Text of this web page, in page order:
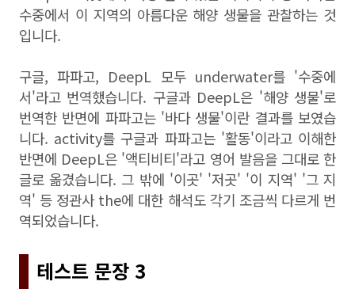
수중에서 이 지역의 아름다운 해양 생물을 관찰하는 것
입니다.
구글, 파파고, DeepL 모두 underwater를 '수중에
서'라고 번역했습니다. 구글과 DeepL은 '해양 생물'로
번역한 반면에 파파고는 '바다 생물'이란 결과를 보였습
니다. activity를 구글과 파파고는 '활동'이라고 이해한
반면에 DeepL은 '액티비티'라고 영어 발음을 그대로 한
글로 옮겼습니다. 그 밖에 '이곳' '저곳' '이 지역' '그 지
역' 등 정관사 the에 대한 해석도 각기 조금씩 다르게 번
역되었습니다.
테스트 문장 3